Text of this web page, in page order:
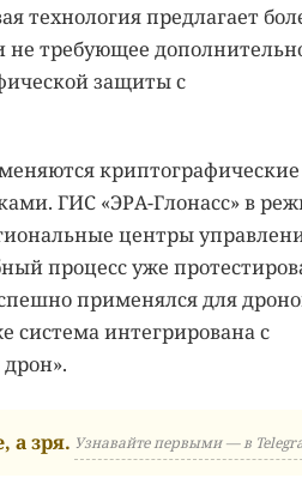
технология предлагает
не требующее
защиты с
криптографические
ГИС «ЭРА-Глонасс» в
центры
процесс уже
применялся для
система интегрирована с
а зря. Узнавайте первыми — в